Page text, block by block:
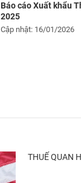
Báo cáo Xuất khẩu
2025
Cập nhật: 16/01/2026
THUẾ QUAN